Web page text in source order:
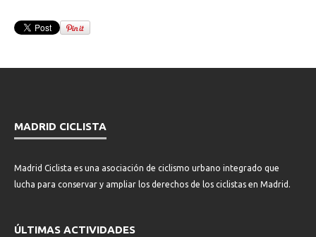
MADRID CICLISTA
Madrid Ciclista es una asociación de ciclismo urbano integrado que
lucha para conservar y ampliar los derechos de los ciclistas en Madrid.
ÚLTIMAS ACTIVIDADES